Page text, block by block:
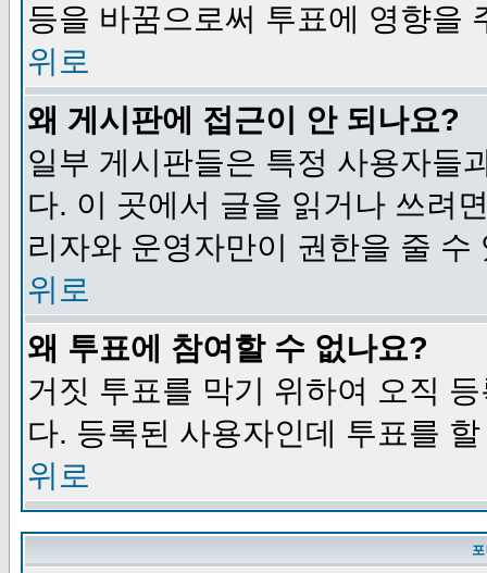
등을 바꿈으로써 투표에 영향을
위로
왜 게시판에 접근이 안 되나요?
일부 게시판들은 특정 사용자들
다. 이 곳에서 글을 읽거나 쓰려
리자와 운영자만이 권한을 줄
위로
왜 투표에 참여할 수 없나요?
거짓 투표를 막기 위하여 오직
다. 등록된 사용자인데 투표를
위로